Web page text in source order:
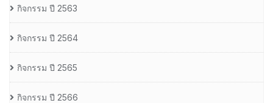
กิจกรรม ปี 2563
กิจกรรม ปี 2564
กิจกรรม ปี 2565
กิจกรรม ปี 2566